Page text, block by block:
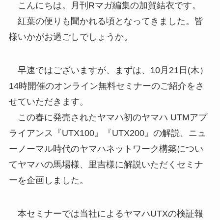
こんにちは。月刊Rマガ編集の加賀結衣です。
紅葉の便りも聞かれる頃となってきました。皆
様いかがお過ごしでしょうか。
早速ではございますが、まずは、10月21日(木）
14時開催のオンライン無料セミナーのご紹介をさ
せていただきます。
この春に発売されたヤマハ初のヤマハ UTMアプ
ライアンス『UTX100』『UTX200』の解説、ニュ
ーノーマル時代のヤマハネットワーク構築につい
てヤマハの馬場様、里吉様に解説いただくセミナ
ーを企画しました。
本セミナーでは当社によるヤマハUTXの検証報